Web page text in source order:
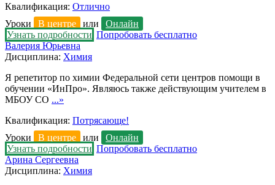
Квалификация: Отлично
Уроки
В центре или
Онлайн
Узнать подробности Попробовать бесплатно
Валерия Юрьевна
Дисциплина: Химия
Я репетитор по химии Федеральной сети центров помощи в
обучении «ИнПро». Являюсь также действующим учителем в
МБОУ СО ...»
Квалификация: Потрясающе!
Уроки
В центре или
Онлайн
Узнать подробности Попробовать бесплатно
Арина Сергеевна
Дисциплина: Химия